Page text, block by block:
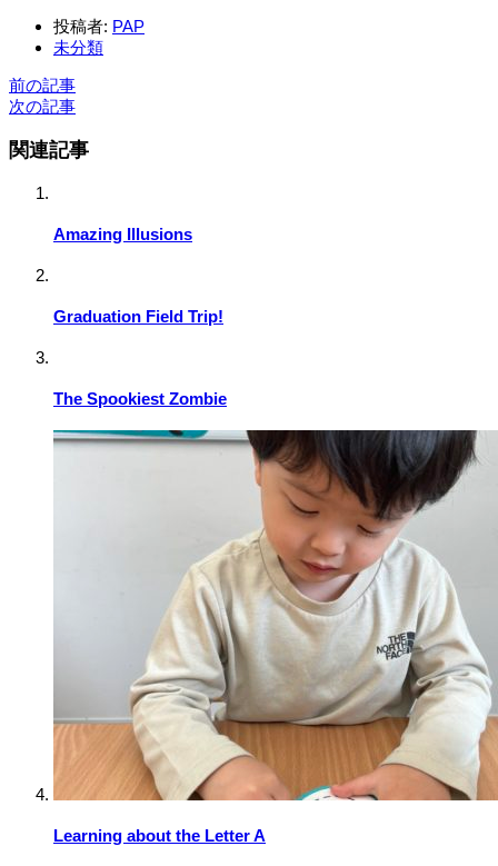
投稿者: PAP
未分類
前の記事
次の記事
関連記事
Amazing Illusions
Graduation Field Trip!
The Spookiest Zombie
Learning about the Letter A